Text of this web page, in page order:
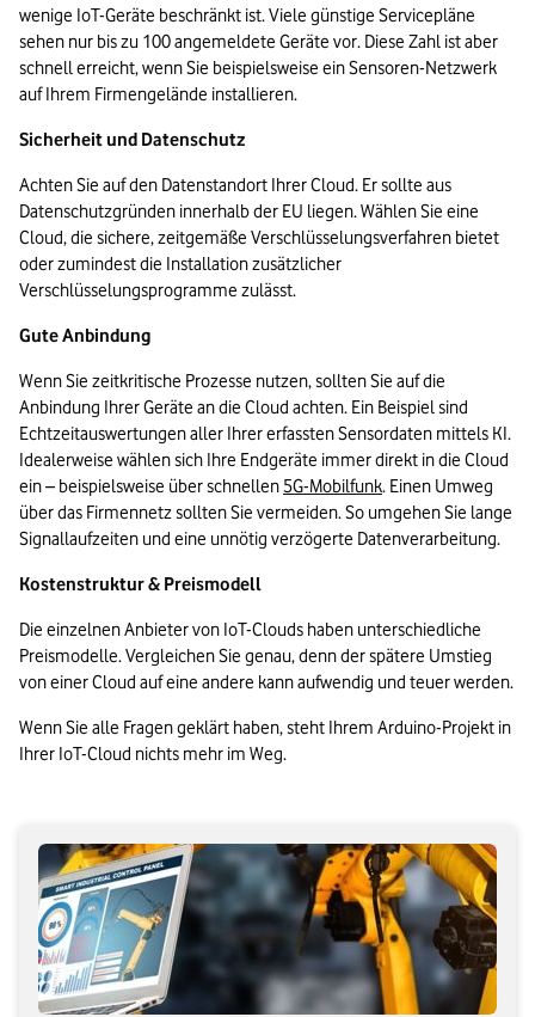
wenige IoT-Geräte beschränkt ist. Viele günstige Servicepläne
sehen nur bis zu 100 angemeldete Geräte vor. Diese Zahl ist aber
schnell erreicht, wenn Sie beispielsweise ein Sensoren-Netzwerk
auf Ihrem Firmengelände installieren.
Sicherheit und Datenschutz
Achten Sie auf den Datenstandort Ihrer Cloud. Er sollte aus
Datenschutzgründen innerhalb der EU liegen. Wählen Sie eine
Cloud, die sichere, zeitgemäße Verschlüsselungsverfahren bietet
oder zumindest die Installation zusätzlicher
Verschlüsselungsprogramme zulässt.
Gute Anbindung
Wenn Sie zeitkritische Prozesse nutzen, sollten Sie auf die
Anbindung Ihrer Geräte an die Cloud achten. Ein Beispiel sind
Echtzeitauswertungen aller Ihrer erfassten Sensordaten mittels KI.
Idealerweise wählen sich Ihre Endgeräte immer direkt in die Cloud
ein – beispielsweise über schnellen 5G-Mobilfunk. Einen Umweg
über das Firmennetz sollten Sie vermeiden. So umgehen Sie lange
Signallaufzeiten und eine unnötig verzögerte Datenverarbeitung.
Kostenstruktur & Preismodell
Die einzelnen Anbieter von IoT-Clouds haben unterschiedliche
Preismodelle. Vergleichen Sie genau, denn der spätere Umstieg
von einer Cloud auf eine andere kann aufwendig und teuer werden.
Wenn Sie alle Fragen geklärt haben, steht Ihrem Arduino-Projekt in
Ihrer IoT-Cloud nichts mehr im Weg.